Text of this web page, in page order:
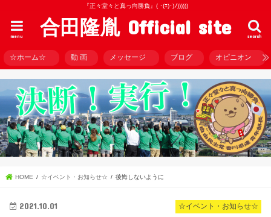
『正々堂々と真っ向勝負』( ･(ｴ)･)ﾉ))))))
合田隆胤 Official site search
menu
☆ホーム☆ 動 画 メッセージ ブログ オピニオン
HOME ☆イベント・お知らせ☆ 後悔しないように
☆イベント・お知らせ☆
2021.10.01